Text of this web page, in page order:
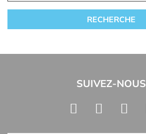
SUIVEZ-NOUS